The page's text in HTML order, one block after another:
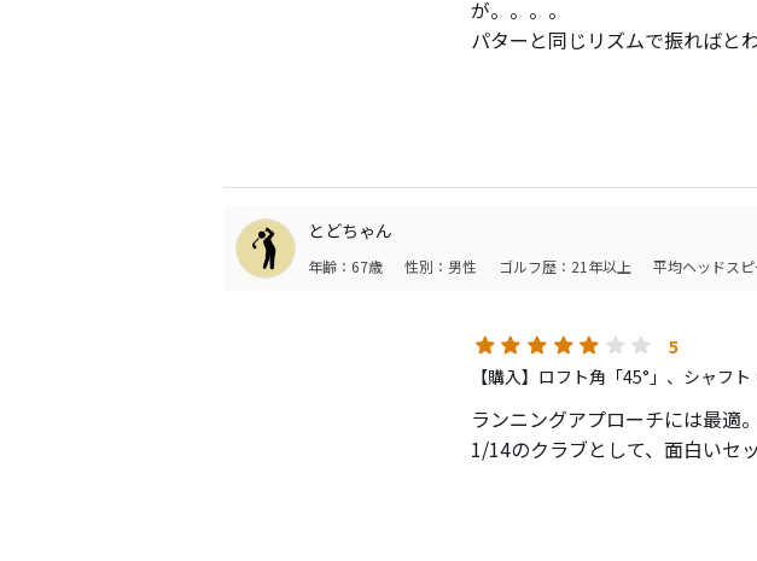
が。。。。
パターと同じリズムで振ればと
これでトップ、ダフリを出した
意外と練習が必要なクラブなん
とどちゃん
年齢：67歳 性別：男性 ゴルフ歴：21年以上 平均ヘッドス
5
【購入】ロフト角「45°」、シャフト
ランニングアプローチには最適
1/14のクラブとして、面白いセ